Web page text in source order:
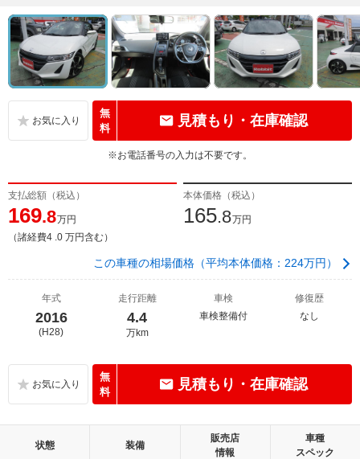
無
料
見積もり・在庫確認
※お電話番号の入力は不要です。
支払総額（税込）
169.8万円
（諸経費4 .0 万円含む）
本体価格（税込）
165.8万円
この車種の相場価格（平均本体価格：224万円）
年式
2016
(H28)
走行距離
4.4
万km
車検
車検整備付
修復歴
なし
無
料
見積もり・在庫確認
状態 装備
販売店
情報
車種
スペック